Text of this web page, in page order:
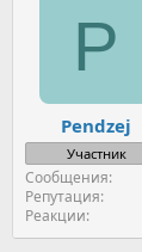
P
Pendzej
Участник
Сообщения
Репутация
Реакции